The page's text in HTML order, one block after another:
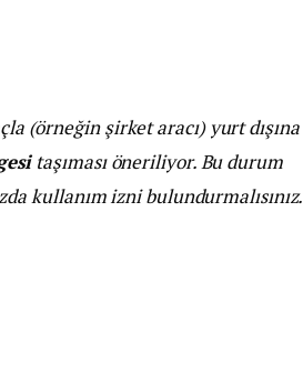
(örneğin şirket aracı) yurt dışına
taşıması öneriliyor. Bu durum
kullanım izni bulundurmalısınız.